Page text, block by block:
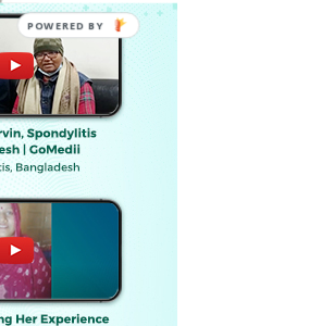
POWERED BY